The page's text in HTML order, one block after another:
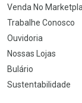
Venda No
Trabalhe Conosco
Ouvidoria
Nossas Lojas
Bulário
Sustentabilidade